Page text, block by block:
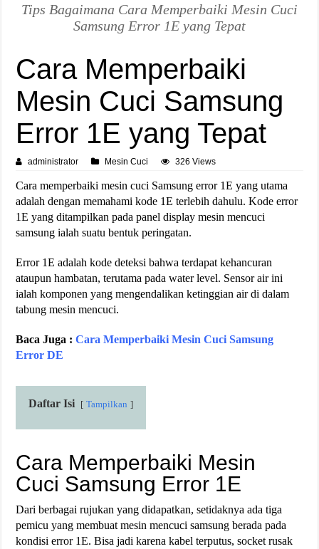
Tips Bagaimana Cara Memperbaiki Mesin Cuci
Samsung Error 1E yang Tepat
Cara Memperbaiki
Mesin Cuci Samsung
Error 1E yang Tepat
administrator Mesin Cuci 326 Views
Cara memperbaiki mesin cuci Samsung error 1E yang utama
adalah dengan memahami kode 1E terlebih dahulu. Kode error
1E yang ditampilkan pada panel display mesin mencuci
samsung ialah suatu bentuk peringatan.
Error 1E adalah kode deteksi bahwa terdapat kehancuran
ataupun hambatan, terutama pada water level. Sensor air ini
ialah komponen yang mengendalikan ketinggian air di dalam
tabung mesin mencuci.
Baca Juga :Cara Memperbaiki Mesin Cuci Samsung
Error DE
Daftar Isi Tampilkan
Cara Memperbaiki Mesin
Cuci Samsung Error 1E
Dari berbagai rujukan yang didapatkan, setidaknya ada tiga
pemicu yang membuat mesin mencuci samsung berada pada
kondisi error 1E. Bisa jadi karena kabel terputus, socket rusak